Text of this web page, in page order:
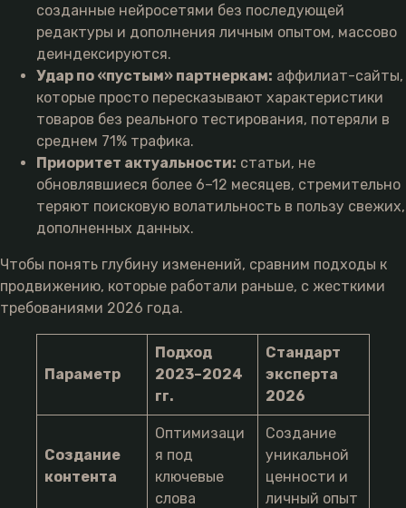
созданные нейросетями без последующей
редактуры и дополнения личным опытом, массово
деиндексируются.
Удар по «пустым» партнеркам: аффилиат-сайты,
которые просто пересказывают характеристики
товаров без реального тестирования, потеряли в
среднем 71% трафика.
Приоритет актуальности: статьи, не
обновлявшиеся более 6–12 месяцев, стремительно
теряют поисковую волатильность в пользу свежих,
дополненных данных.
Чтобы понять глубину изменений, сравним подходы к
продвижению, которые работали раньше, с жесткими
требованиями 2026 года.
Параметр
Подход
2023–2024
гг.
Стандарт
эксперта
2026
Создание
контента
Оптимизаци
я под
ключевые
слова
Создание
уникальной
ценности и
личный опыт